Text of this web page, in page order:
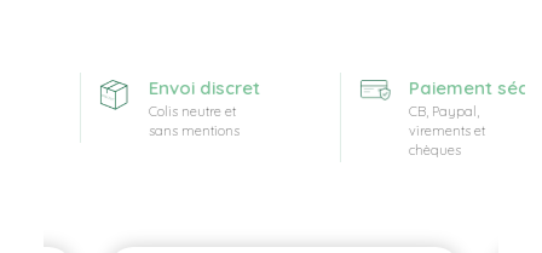
Envoi discret
Colis neutre et
sans mentions
Paiement
CB, Paypal,
virements et
chèques